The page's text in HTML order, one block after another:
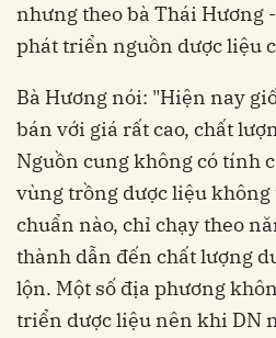
nhưng theo bà Thái Hương
phát triển nguồn dược liệu
Bà Hương nói: "Hiện nay
bán với giá rất cao, chất
Nguồn cung không có tính
vùng trồng dược liệu
chuẩn nào, chỉ chạy theo
thành dẫn đến chất lượng
lộn. Một số địa phương
triển dược liệu nên khi DN